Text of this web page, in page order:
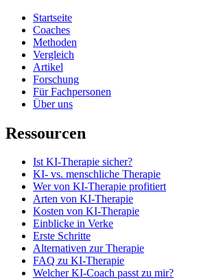
Startseite
Coaches
Methoden
Vergleich
Artikel
Forschung
Für Fachpersonen
Über uns
Ressourcen
Ist KI-Therapie sicher?
KI- vs. menschliche Therapie
Wer von KI-Therapie profitiert
Arten von KI-Therapie
Kosten von KI-Therapie
Einblicke in Verke
Erste Schritte
Alternativen zur Therapie
FAQ zu KI-Therapie
Welcher KI-Coach passt zu mir?